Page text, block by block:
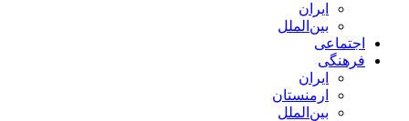
ایران
بین‌الملل
اجتماعی
فرهنگی
ایران
ارمنستان
بین‌الملل